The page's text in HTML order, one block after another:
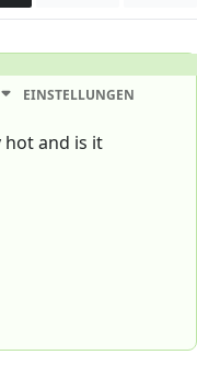
EINSTELLUNGEN
hot and is it